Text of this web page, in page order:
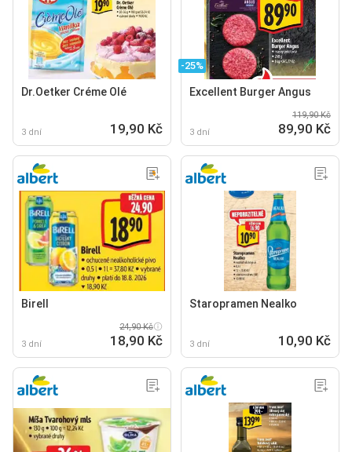
Dr.Oetker Créme Olé
3 dní 19,90 Kč
-25%
Excellent Burger Angus
3 dní
119,90 Kč
89,90 Kč
Birell
3 dní
24,90 Kč
18,90 Kč
Staropramen Nealko
3 dní 10,90 Kč